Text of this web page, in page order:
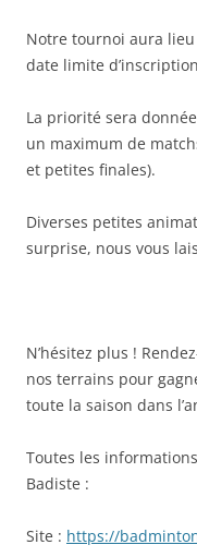
Notre tournoi aura lieu
date limite
La priorité sera
un maximum de
et petites finales).
Diverses petites
surprise, nous vous
N’hésitez plus !
nos terrains pour
toute la saison dans
Toutes les
Badiste :
Site : https://